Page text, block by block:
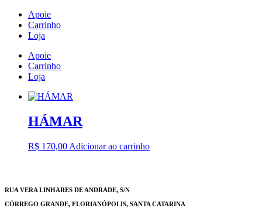
Apoie
Carrinho
Loja
Apoie
Carrinho
Loja
HÁMAR
R$ 170,00 Adicionar ao carrinho
RUA VERA LINHARES DE ANDRADE, S/N
CÓRREGO GRANDE, FLORIANÓPOLIS, SANTA CATARINA